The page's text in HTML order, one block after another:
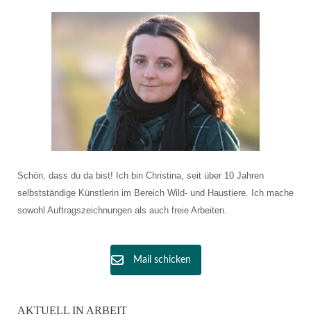
Schön, dass du da bist! Ich bin Christina, seit über 10 Jahren
selbstständige Künstlerin im Bereich Wild- und Haustiere. Ich mache
sowohl Auftragszeichnungen als auch freie Arbeiten.
Mail schicken
AKTUELL IN ARBEIT